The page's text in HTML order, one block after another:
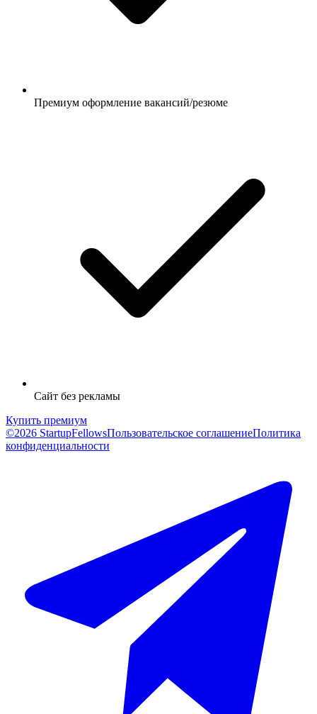
Премиум оформление вакансий/резюме
Сайт без рекламы
Купить премиум
©2026 StartupFellowsПользовательское соглашениеПолитика
конфиденциальности